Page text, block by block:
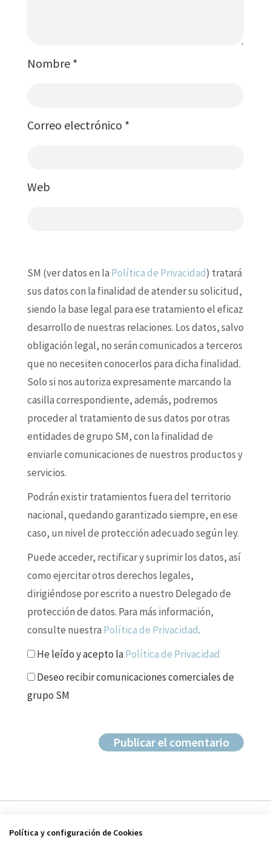
Nombre *
Correo electrónico *
Web
SM (ver datos en la Política de Privacidad) tratará
sus datos con la finalidad de atender su solicitud,
siendo la base legal para ese tratamiento el eficaz
desarrollo de nuestras relaciones. Los datos, salvo
obligación legal, no serán comunicados a terceros
que no necesiten conocerlos para dicha finalidad.
Solo si nos autoriza expresamente marcando la
casilla correspondiente, además, podremos
proceder al tratamiento de sus datos por otras
entidades de grupo SM, con la finalidad de
enviarle comunicaciones de nuestros productos y
servicios.
Podrán existir tratamientos fuera del territorio
nacional, quedando garantizado siempre, en ese
caso, un nivel de protección adecuado según ley.
Puede acceder, rectificar y suprimir los datos, así
como ejercitar otros derechos legales,
dirigiéndose por escrito a nuestro Delegado de
protección de datos. Para más información,
consulte nuestra Política de Privacidad.
He leído y acepto laPolítica de Privacidad
Deseo recibir comunicaciones comerciales de
grupo SM
Política y configuración de Cookies